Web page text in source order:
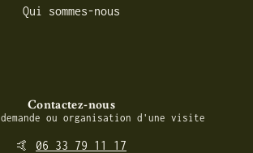
Qui sommes-nous
Contactez-nous
ou organisation d'une visite
🤙 06 33 79 11 17